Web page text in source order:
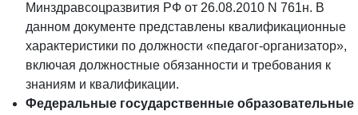
Минздравсоцразвития РФ от 26.08.2010 N 761н. В
данном документе представлены квалификационные
характеристики по должности «педагог-организатор»,
включая должностные обязанности и требования к
знаниям и квалификации.
Федеральные государственные образовательные